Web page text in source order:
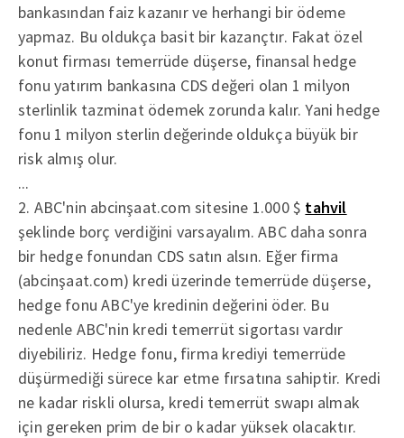
bankasından faiz kazanır ve herhangi bir ödeme
yapmaz. Bu oldukça basit bir kazançtır. Fakat özel
konut firması temerrüde düşerse, finansal hedge
fonu yatırım bankasına CDS değeri olan 1 milyon
sterlinlik tazminat ödemek zorunda kalır. Yani hedge
fonu 1 milyon sterlin değerinde oldukça büyük bir
risk almış olur.
...
2. ABC'nin abcinşaat.com sitesine 1.000 $ tahvil
şeklinde borç verdiğini varsayalım. ABC daha sonra
bir hedge fonundan CDS satın alsın. Eğer firma
(abcinşaat.com) kredi üzerinde temerrüde düşerse,
hedge fonu ABC'ye kredinin değerini öder. Bu
nedenle ABC'nin kredi temerrüt sigortası vardır
diyebiliriz. Hedge fonu, firma krediyi temerrüde
düşürmediği sürece kar etme fırsatına sahiptir. Kredi
ne kadar riskli olursa, kredi temerrüt swapı almak
için gereken prim de bir o kadar yüksek olacaktır.